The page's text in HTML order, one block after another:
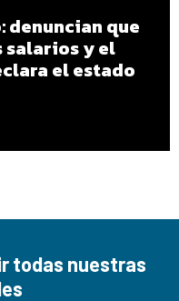
denuncian que
salarios y el
el estado
todas nuestras